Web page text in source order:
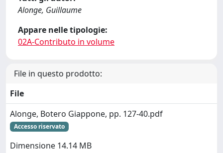
Alonge, Guillaume
Appare nelle tipologie:
02A-Contributo in volume
File in questo prodotto:
File
Alonge, Botero Giappone, pp. 127-40.pdf
Accesso riservato
Dimensione 14.14 MB